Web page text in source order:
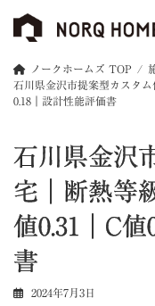
ノークホームズ TOP
石川県金沢市提案型カスタム
0.18｜設計性能評価書
石川県金沢
宅｜断熱等
値0.31｜C
書
2024年7月3日